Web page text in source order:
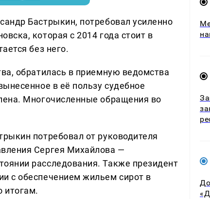
Бастрыкин, потребовал усиленно
которая с 2014 года стоит в
без него.
обратилась в приемную ведомства
в её пользу судебное
Многочисленные обращения во
потребовал от руководителя
Сергея Михайлова —
расследования. Также президент
с обеспечением жильем сирот в
итогам.